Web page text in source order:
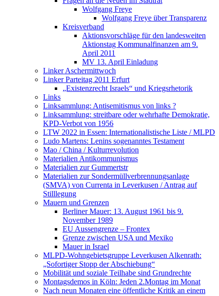
Wolfgang Freye
Wolfgang Freye über Transparenz
Kreisverband
Aktionsvorschläge für den landesweiten
Aktionstag Kommunalfinanzen am 9.
April 2011
MV 13. April Einladung
Linker Aschermittwoch
Linker Parteitag 2011 Erfurt
„Existenzrecht Israels“ und Kriegsrhetorik
Links
Linksammlung: Antisemitismus von links ?
Linksammlung: streitbare oder wehrhafte Demokratie,
KPD-Verbot von 1956
LTW 2022 in Essen: Internationalistische Liste / MLPD
Ludo Martens: Lenins sogenanntes Testament
Mao / China / Kulturrevolution
Materialien Antikommunismus
Materialien zur Gummertstr
Materialien zur Sondermüllverbrennungsanlage
(SMVA) von Currenta in Leverkusen / Antrag auf
Stilllegung
Mauern und Grenzen
Berliner Mauer: 13. August 1961 bis 9.
November 1989
EU Aussengrenze – Frontex
Grenze zwischen USA und Mexiko
Mauer in Israel
MLPD-Wohngebietsgruppe Leverkusen Alkenrath:
„Sofortiger Stopp der Abschiebung“
Mobilität und soziale Teilhabe sind Grundrechte
Montagsdemos in Köln: Jeden 2.Montag im Monat
Nach neun Monaten eine öffentliche Kritik an einem